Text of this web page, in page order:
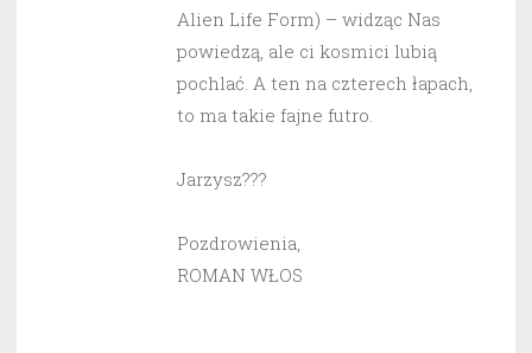
Alien Life Form) – widząc Nas
powiedzą, ale ci kosmici lubią
pochlać. A ten na czterech łapach,
to ma takie fajne futro.
Jarzysz???
Pozdrowienia,
ROMAN WŁOS